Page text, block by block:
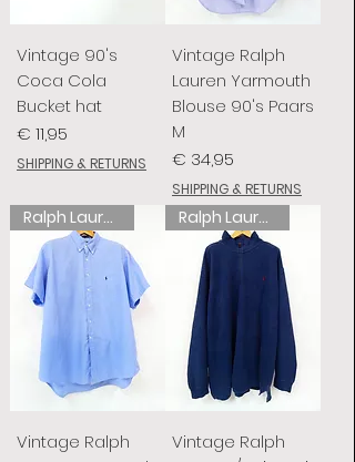
Vintage 90's
Coca Cola
Bucket hat
Prijs
€ 11,95
SHIPPING & RETURNS
Vintage Ralph
Lauren Yarmouth
Blouse 90's Paars
M
Prijs
€ 34,95
SHIPPING & RETURNS
Ralph Lauren
Vintage Ralph
Ralph Lauren
Vintage Ralph